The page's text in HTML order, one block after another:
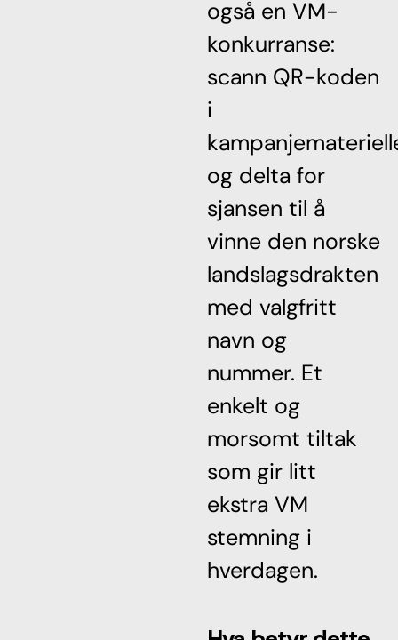
også en VM-
konkurranse:
scann QR-koden
i
og delta for
sjansen til å
vinne den norske
landslagsdrakten
med valgfritt
navn og
nummer. Et
enkelt og
morsomt tiltak
som gir litt
ekstra VM
stemning i
hverdagen.